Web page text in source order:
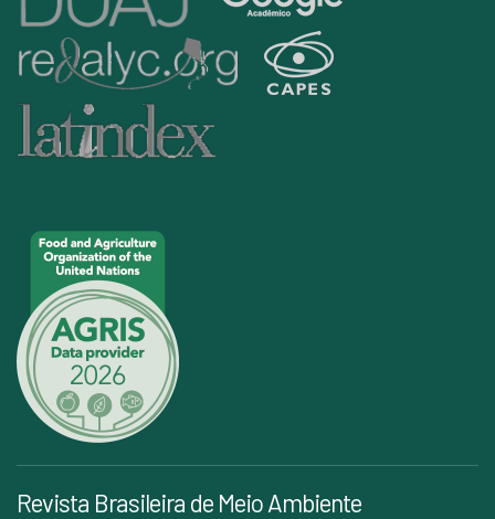
Revista Brasileira de Meio Ambiente